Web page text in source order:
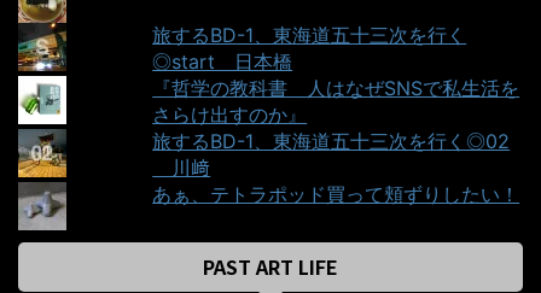
旅するBD-1、東海道五十三次を行く
◎start＿日本橋
『哲学の教科書＿人はなぜSNSで私生活を
さらけ出すのか』
旅するBD-1、東海道五十三次を行く◎02
＿川﨑
あぁ、テトラポッド買って頬ずりしたい！
PAST ART LIFE